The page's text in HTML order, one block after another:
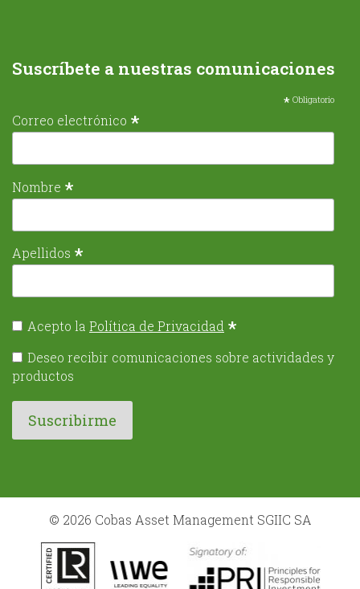
Suscríbete a nuestras comunicaciones
* Obligatorio
Correo electrónico *
Nombre *
Apellidos *
Acepto la Política de Privacidad *
Deseo recibir comunicaciones sobre actividades y
productos
© 2026 Cobas Asset Management SGIIC SA